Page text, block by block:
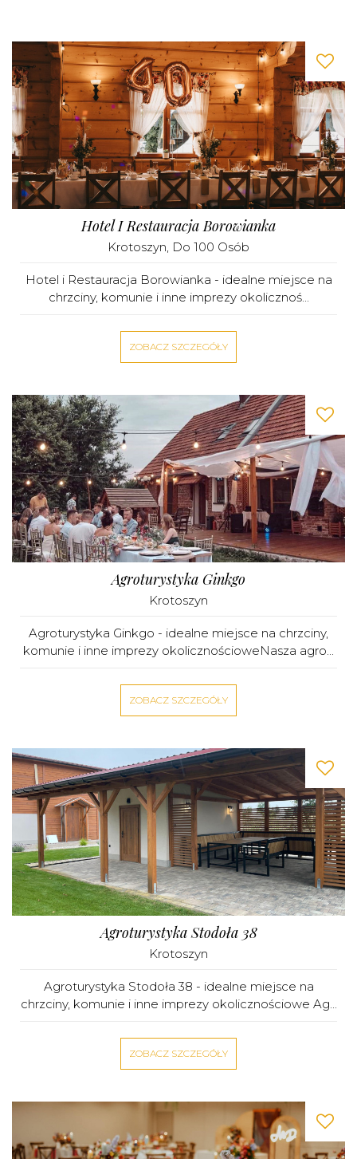
Hotel I Restauracja Borowianka
Krotoszyn, Do 100 Osób
Hotel i Restauracja Borowianka - idealne miejsce na
chrzciny, komunie i inne imprezy okolicznoś...
ZOBACZ SZCZEGÓŁY
Agroturystyka Ginkgo
Krotoszyn
Agroturystyka Ginkgo - idealne miejsce na chrzciny,
komunie i inne imprezy okolicznościoweNasza agro...
ZOBACZ SZCZEGÓŁY
Agroturystyka Stodoła 38
Krotoszyn
Agroturystyka Stodoła 38 - idealne miejsce na
chrzciny, komunie i inne imprezy okolicznościowe Ag...
ZOBACZ SZCZEGÓŁY